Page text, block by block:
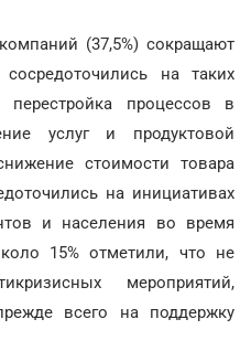
(37,5%) сокращают
на таких
перестройка процессов в
услуг и продуктовой
стоимости товара
на инициативах
и населения во время
15% отметили, что не
мероприятий,
всего на поддержку